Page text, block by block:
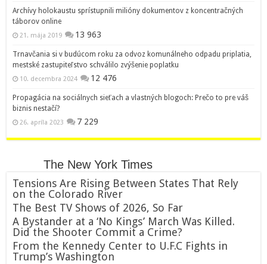
Archívy holokaustu sprístupnili milióny dokumentov z koncentračných
táborov online
21. mája 2019 13 963
Trnavčania si v budúcom roku za odvoz komunálneho odpadu priplatia,
mestské zastupiteľstvo schválilo zvýšenie poplatku
10. decembra 2024 12 476
Propagácia na sociálnych sieťach a vlastných blogoch: Prečo to pre váš
biznis nestačí?
26. apríla 2023 7 229
The New York Times
Tensions Are Rising Between States That Rely
on the Colorado River
The Best TV Shows of 2026, So Far
A Bystander at a ‘No Kings’ March Was Killed.
Did the Shooter Commit a Crime?
From the Kennedy Center to U.F.C Fights in
Trump’s Washington